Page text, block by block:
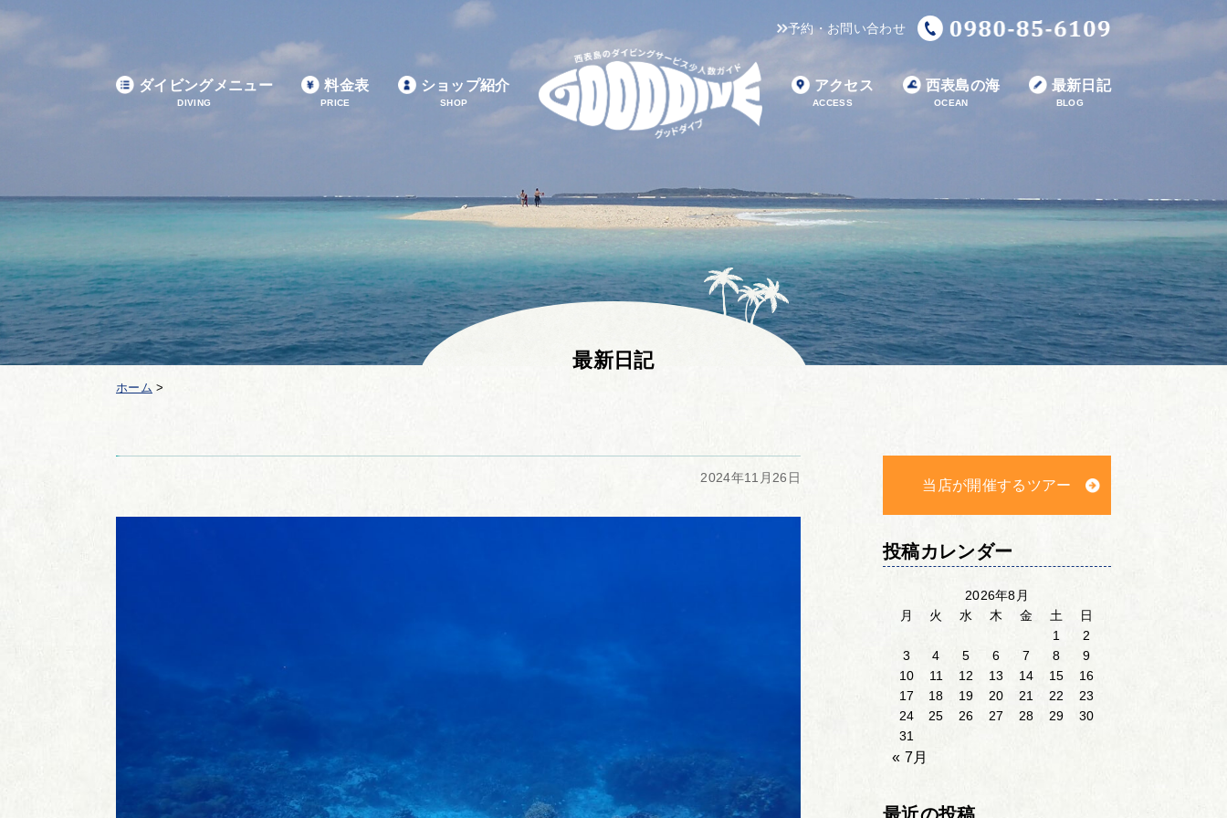
予約・お問い合わせ
ダイビングメニュー
DIVING
料金表
PRICE
ショップ紹介
SHOP
アクセス
ACCESS
西表島の海
OCEAN
最新日記
BLOG
最新日記
ホーム >
2024年11月26日 当店が開催するツアー
投稿カレンダー
2026年8月
月
火 水 木 金 土
日
1
2
3
4 5 6 7 8
9
10
11 12 13 14 15
16
17
18 19 20 21 22
23
24
25 26 27 28 29
30
31
« 7月